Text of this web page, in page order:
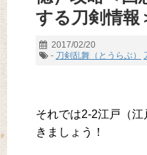
する刀剣情報
2017/02/20
- 刀剣乱舞（とうらぶ）
それでは2-2江戸（
きましょう！